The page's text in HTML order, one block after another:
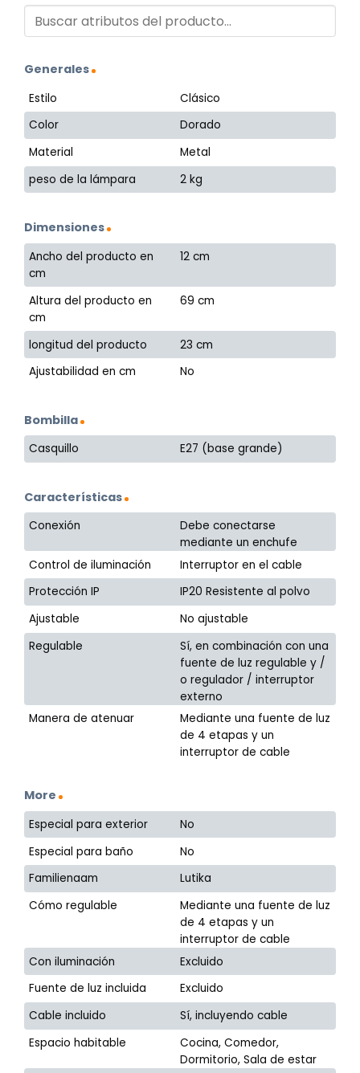
Generales
Estilo
Clásico
Color
Dorado
Material
Metal
peso de la lámpara
2 kg
Dimensiones
Ancho del producto en
cm
12 cm
Altura del producto en
cm
69 cm
longitud del producto
23 cm
Ajustabilidad en cm
No
Bombilla
Casquillo E27 (base grande)
Características
Conexión
Debe conectarse
mediante un enchufe
Control de iluminación
Interruptor en el cable
Protección IP
IP20 Resistente al polvo
Ajustable
No ajustable
Regulable
Sí, en combinación con una
fuente de luz regulable y /
o regulador / interruptor
externo
Manera de atenuar
Mediante una fuente de luz
de 4 etapas y un
interruptor de cable
More
Especial para exterior
No
Especial para baño
No
Familienaam
Lutika
Cómo regulable
Mediante una fuente de luz
de 4 etapas y un
interruptor de cable
Con iluminación
Excluido
Fuente de luz incluida
Excluido
Cable incluido
Sí, incluyendo cable
Espacio habitable
Cocina, Comedor,
Dormitorio, Sala de estar